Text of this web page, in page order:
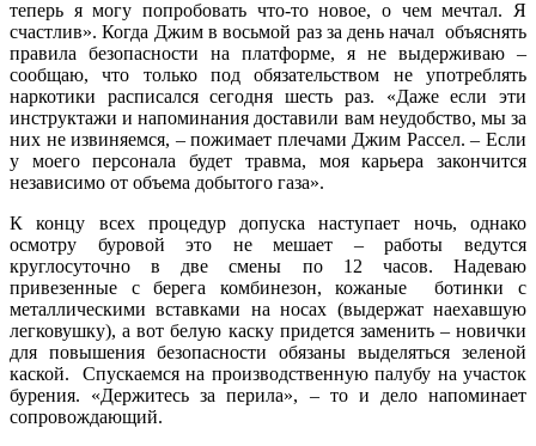
теперь я могу попробовать что-то новое, о чем мечтал. Я
счастлив». Когда Джим в восьмой раз за день начал объяснять
правила безопасности на платформе, я не выдерживаю –
сообщаю, что только под обязательством не употреблять
наркотики расписался сегодня шесть раз. «Даже если эти
инструктажи и напоминания доставили вам неудобство, мы за
них не извиняемся, – пожимает плечами Джим Рассел. – Если
у моего персонала будет травма, моя карьера закончится
независимо от объема добытого газа».
К концу всех процедур допуска наступает ночь, однако
осмотру буровой это не мешает – работы ведутся
круглосуточно в две смены по 12 часов. Надеваю
привезенные с берега комбинезон, кожаные ботинки с
металлическими вставками на носах (выдержат наехавшую
легковушку), а вот белую каску придется заменить – новички
для повышения безопасности обязаны выделяться зеленой
каской. Спускаемся на производственную палубу на участок
бурения. «Держитесь за перила», – то и дело напоминает
сопровождающий.